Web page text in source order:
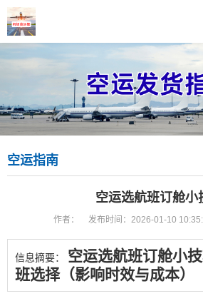
空运指南
空运选航班订舱小
作者： 发布时间：2026-01-10
信息摘要： 空运选航班订舱小
班选择（影响时效与成本）